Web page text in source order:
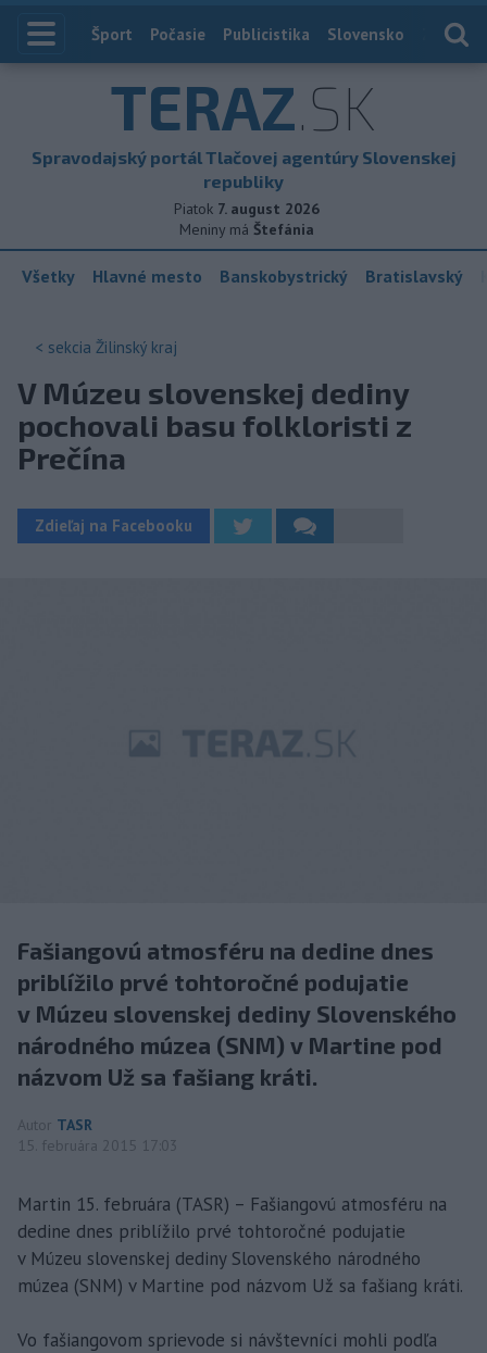
Index
Šport Počasie Publicistika Slovensko
TERAZ.SK
Spravodajský portál Tlačovej agentúry Slovenskej
republiky
Piatok 7. august 2026
Meniny má Štefánia
Všetky Hlavné mesto Banskobystrický Bratislavský
< sekcia Žilinský kraj
V Múzeu slovenskej dediny
pochovali basu folkloristi z
Prečína
Zdieľaj na Facebooku
Fašiangovú atmosféru na dedine dnes
priblížilo prvé tohtoročné podujatie
v Múzeu slovenskej dediny Slovenského
národného múzea (SNM) v Martine pod
názvom Už sa fašiang kráti.
Autor TASR
15. februára 2015 17:03
Martin 15. februára (TASR) – Fašiangovú atmosféru na
dedine dnes priblížilo prvé tohtoročné podujatie
v Múzeu slovenskej dediny Slovenského národného
múzea (SNM) v Martine pod názvom Už sa fašiang kráti.
Vo fašiangovom sprievode si návštevníci mohli podľa